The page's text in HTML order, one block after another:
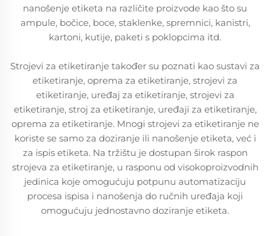
nanošenje etiketa na različite proizvode kao što su
ampule, bočice, boce, staklenke, spremnici, kanistri,
kartoni, kutije, paketi s poklopcima itd.
Strojevi za etiketiranje također su poznati kao sustavi za
etiketiranje, oprema za etiketiranje, strojevi za
etiketiranje, uređaj za etiketiranje, strojevi za
etiketiranje, stroj za etiketiranje, uređaji za etiketiranje,
oprema za etiketiranje. Mnogi strojevi za etiketiranje ne
koriste se samo za doziranje ili nanošenje etiketa, već i
za ispis etiketa. Na tržištu je dostupan širok raspon
strojeva za etiketiranje, u rasponu od visokoproizvodnih
jedinica koje omogućuju potpunu automatizaciju
procesa ispisa i nanošenja do ručnih uređaja koji
omogućuju jednostavno doziranje etiketa.